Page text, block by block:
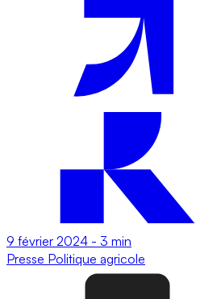
9 février 2024 - 3 min
Presse Politique agricole